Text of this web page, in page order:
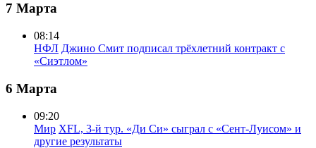
7 Марта
08:14
НФЛ Джино Смит подписал трёхлетний контракт с
«Сиэтлом»
6 Марта
09:20
Мир XFL, 3-й тур. «Ди Си» сыграл с «Сент-Луисом» и
другие результаты